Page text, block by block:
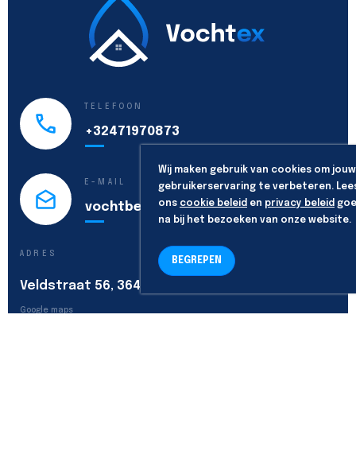
TELEFOON
+32471970873
E-MAIL
vochtbestrijding@vochtex.be
ADRES
Veldstraat 56, 3640 Kinrooi
Google maps
Wij maken gebruik van cookies om jouw
gebruikerservaring te verbeteren.
ons cookie beleid en privacy beleid
na bij het bezoeken van onze website.
BEGREPEN